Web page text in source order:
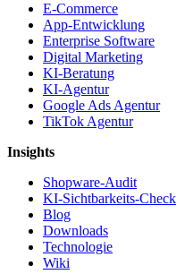
E-Commerce
App-Entwicklung
Enterprise Software
Digital Marketing
KI-Beratung
KI-Agentur
Google Ads Agentur
TikTok Agentur
Insights
Shopware-Audit
KI-Sichtbarkeits-Check
Blog
Downloads
Technologie
Wiki